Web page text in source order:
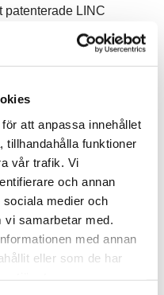
att anpassa innehållet
tillhandahålla funktioner
vår trafik. Vi
och annan
medier och
samarbetar med.
med annan
eller som de har
patenterade LINC
Flex-gångjärnet
tätningslister
förvaringslösningen
eller borrfritt med